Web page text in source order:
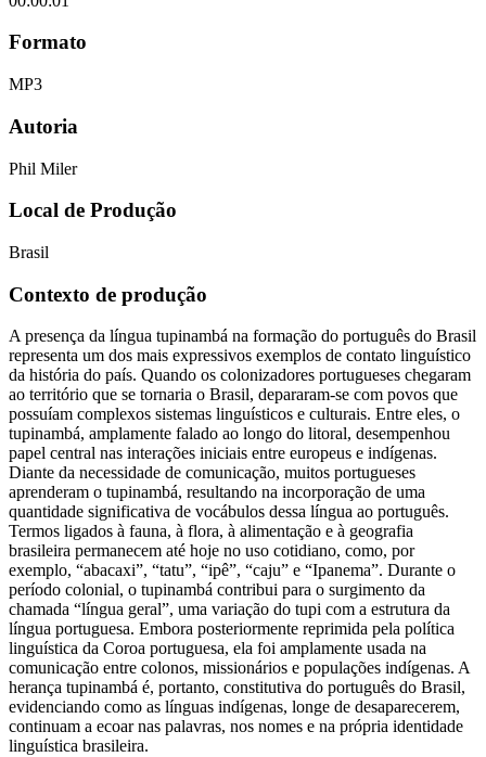
Formato
MP3
Autoria
Phil Miler
Local de Produção
Brasil
Contexto de produção
A presença da língua tupinambá na formação do português do Brasil
representa um dos mais expressivos exemplos de contato linguístico
da história do país. Quando os colonizadores portugueses chegaram
ao território que se tornaria o Brasil, depararam-se com povos que
possuíam complexos sistemas linguísticos e culturais. Entre eles, o
tupinambá, amplamente falado ao longo do litoral, desempenhou
papel central nas interações iniciais entre europeus e indígenas.
Diante da necessidade de comunicação, muitos portugueses
aprenderam o tupinambá, resultando na incorporação de uma
quantidade significativa de vocábulos dessa língua ao português.
Termos ligados à fauna, à flora, à alimentação e à geografia
brasileira permanecem até hoje no uso cotidiano, como, por
exemplo, “abacaxi”, “tatu”, “ipê”, “caju” e “Ipanema”. Durante o
período colonial, o tupinambá contribui para o surgimento da
chamada “língua geral”, uma variação do tupi com a estrutura da
língua portuguesa. Embora posteriormente reprimida pela política
linguística da Coroa portuguesa, ela foi amplamente usada na
comunicação entre colonos, missionários e populações indígenas. A
herança tupinambá é, portanto, constitutiva do português do Brasil,
evidenciando como as línguas indígenas, longe de desaparecerem,
continuam a ecoar nas palavras, nos nomes e na própria identidade
linguística brasileira.